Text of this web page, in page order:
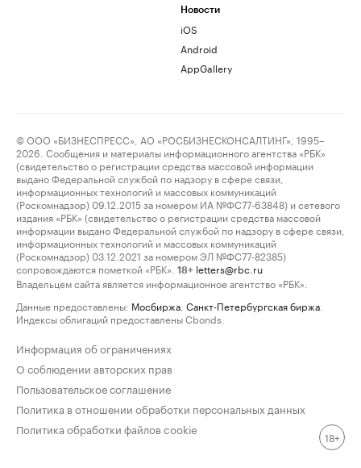
Новости
iOS
Android
AppGallery
© ООО «БИЗНЕСПРЕСС», АО «РОСБИЗНЕСКОНСАЛТИНГ», 1995–
2026. Сообщения и материалы информационного агентства «РБК»
(свидетельство о регистрации средства массовой информации
выдано Федеральной службой по надзору в сфере связи,
информационных технологий и массовых коммуникаций
(Роскомнадзор) 09.12.2015 за номером ИА №ФС77-63848) и сетевого
издания «РБК» (свидетельство о регистрации средства массовой
информации выдано Федеральной службой по надзору в сфере связи,
информационных технологий и массовых коммуникаций
(Роскомнадзор) 03.12.2021 за номером ЭЛ №ФС77-82385)
сопровождаются пометкой «РБК».
18+ letters@rbc.ru
Владельцем сайта является информационное агентство «РБК».
Данные предоставлены: Мосбиржа Санкт-Петербургская биржа
Индексы облигаций предоставлены Cbonds.
Информация об ограничениях
О соблюдении авторских прав
Пользовательское соглашение
Политика в отношении обработки персональных данных
Политика обработки файлов cookie
18+